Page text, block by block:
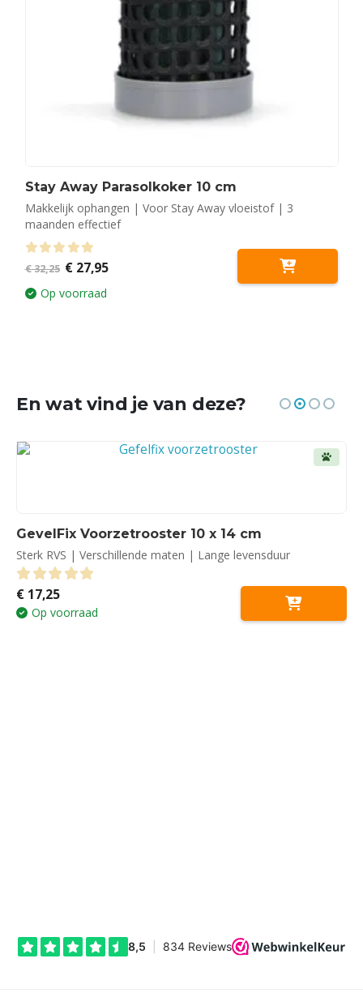
Stay Away Parasolkoker 10 cm
Makkelijk ophangen | Voor Stay Away vloeistof | 3
maanden effectief
0 out of 5
€32,25 Oorspronkelijke
prijs
was:
€ 32,25.
€ 27,95Huidige
Op voorraad
En wat vind je van deze?
GevelFix Voorzetrooster 10 x 14 cm
Sterk RVS | Verschillende maten | Lange levensduur
0 out of 5
€ 17,25
Op voorraad